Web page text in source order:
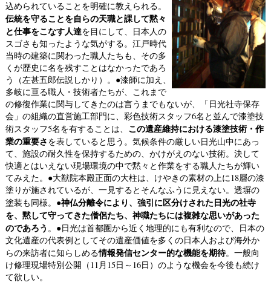
込められていることを明確に教えられる。
伝統を守ることを自らの天職と課して黙々
と仕事をこなす人達を目にして、日本人の
スゴさも知ったような気がする。江戸時代
当時の建築に関わった職人たちも、その多
くが歴史に名を残すことはなかったであろ
う（左甚五郎伝説しかり）。●漆師に加え、
多岐に亘る職人・技術者たちが、これまで
の修復作業に関与してきたのは言うまでもないが、「日光社寺保存
会」の組織の直営施工部門に、彩色技術スタッフ6名と並んで漆塗技
術スタッフ5名を有することは、 この遺産維持における漆塗技術・作
業の重要さを表していると思う。気候条件の厳しい日光山中にあっ
て、施設の耐久性を保持するための、かけがえのない技術。決して
快適とはいえない現場環境の中で黙々と作業をする職人たちが輝い
てみえた。●大猷院本殿正面の大柱は、けやきの素材の上に18層の漆
塗りが施されているが、一見するとそんなふうに見えない。透塀の
塗装も同様。●神仏分離令により、強引に区分けされた日光の社寺
を、黙して守ってきた僧侶たち、神職たちには複雑な思いがあった
のであろう 。●日光は首都圏から近く地理的にも有利なので、日本の
文化遺産の代表例としてその遺産価値を多くの日本人および海外か
らの来訪者に知らしめる情報発信センター的な機能を期待。一般向
け修理現場特別公開（11月15日～16日）のような機会を今後も続け
て欲しい。